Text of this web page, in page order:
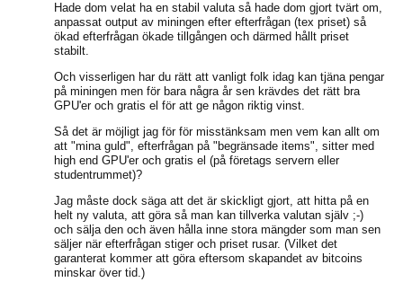
Hade dom velat ha en stabil valuta så hade dom gjort tvärt om,
anpassat output av miningen efter efterfrågan (tex priset) så
ökad efterfrågan ökade tillgången och därmed hållt priset
stabilt.
Och visserligen har du rätt att vanligt folk idag kan tjäna pengar
på miningen men för bara några år sen krävdes det rätt bra
GPU'er och gratis el för att ge någon riktig vinst.
Så det är möjligt jag för för misstänksam men vem kan allt om
att "mina guld", efterfrågan på "begränsade items", sitter med
high end GPU'er och gratis el (på företags servern eller
studentrummet)?
Jag måste dock säga att det är skickligt gjort, att hitta på en
helt ny valuta, att göra så man kan tillverka valutan själv ;-)
och sälja den och även hålla inne stora mängder som man sen
säljer när efterfrågan stiger och priset rusar. (Vilket det
garanterat kommer att göra eftersom skapandet av bitcoins
minskar över tid.)